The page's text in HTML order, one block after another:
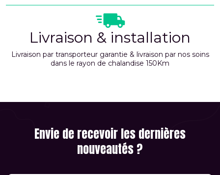
Livraison & installation
Livraison par transporteur garantie & livraison par nos soins
dans le rayon de chalandise 150Km
Envie de recevoir les dernières
nouveautés ?